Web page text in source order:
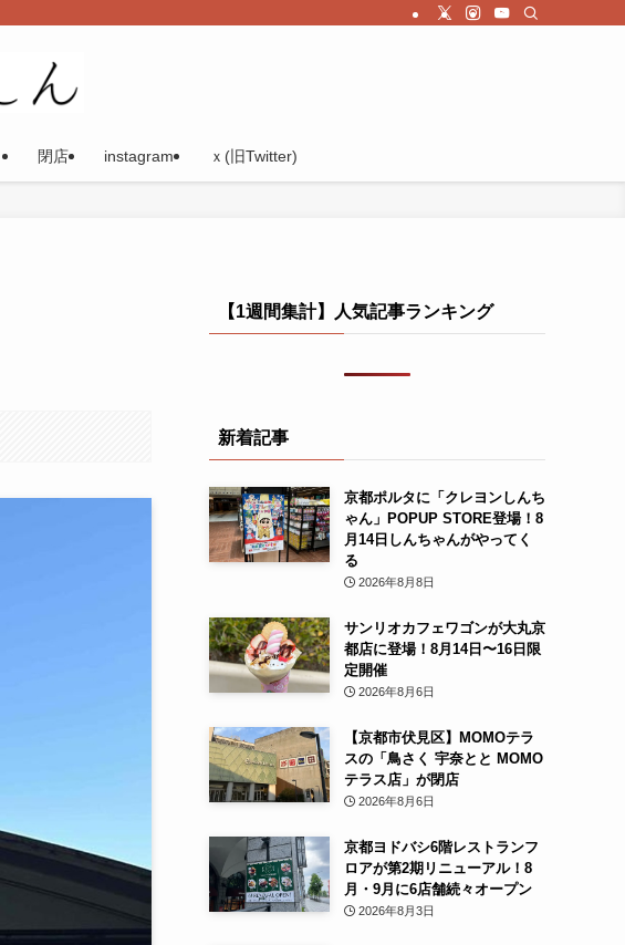
閉店 instagram ｘ(旧Twitter)
【1週間集計】人気記事ランキング
新着記事
京都ポルタに「クレヨンしんち
ゃん」POPUP STORE登場！8
月14日しんちゃんがやってく
る
2026年8月8日
サンリオカフェワゴンが大丸京
都店に登場！8月14日〜16日限
定開催
2026年8月6日
【京都市伏見区】MOMOテラ
スの「鳥さく 宇奈とと MOMO
テラス店」が閉店
2026年8月6日
京都ヨドバシ6階レストランフ
ロアが第2期リニューアル！8
月・9月に6店舗続々オープン
2026年8月3日